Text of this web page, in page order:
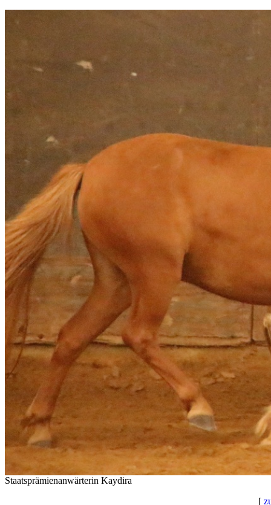
Staatsprämienanwärterin Kaydira
[